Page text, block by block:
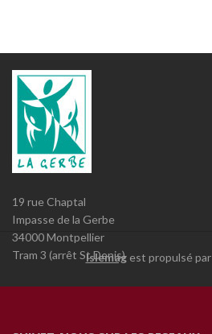
19 rue Chaptal
Impasse de la Gerbe
34000 Montpellier
Tram 3 (arrêt St Denis)
Islemagest propulsé par